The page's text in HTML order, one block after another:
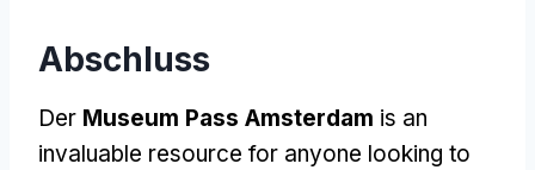
Abschluss
Der Museum Pass Amsterdam is an
invaluable resource for anyone looking to